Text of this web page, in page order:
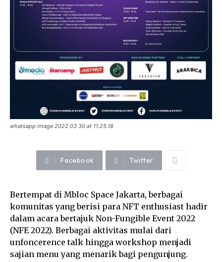
whatsapp image 2022 03 30 at 11.25.18
Facebook Twitter
Bertempat di Mbloc Space Jakarta, berbagai
komunitas yang berisi para NFT enthusiast hadir
dalam acara bertajuk Non-Fungible Event 2022
(NFE 2022). Berbagai aktivitas mulai dari
unfoncerence talk hingga workshop menjadi
sajian menu yang menarik bagi pengunjung.